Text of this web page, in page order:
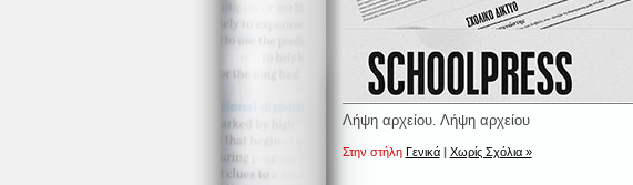
Λήψη αρχείου. Λήψη αρχείου
Στην στήλη Γενικά | Χωρίς Σχόλια »